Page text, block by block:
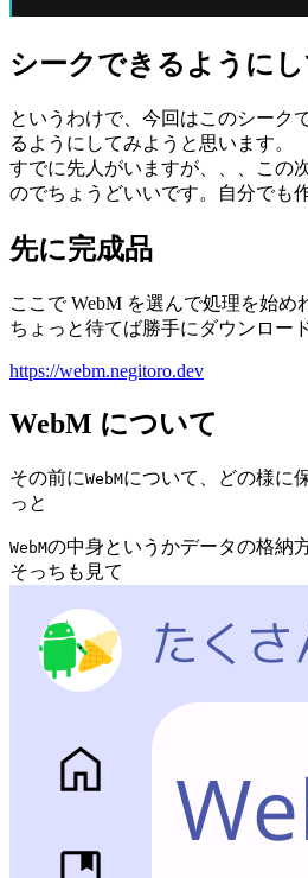
シークできるように
というわけで、今回はこのシーク
るようにしてみようと思います。
すでに先人がいますが、、、この
のでちょうどいいです。自分でも
先に完成品
ここで WebM を選んで処理を始め
ちょっと待てば勝手にダウンロー
https://webm.negitoro.dev
WebM について
その前にWebMについて、どの様に
っと
WebMの中身というかデータの格納
そっちも見て